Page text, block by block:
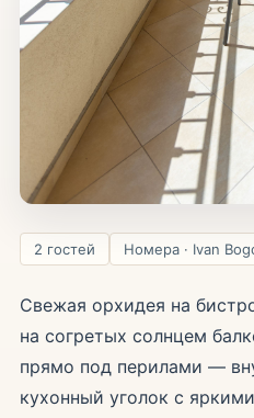
2 гостей Номера · Ivan
Свежая орхидея на
на согретых солнцем
прямо под перилами —
кухонный уголок с